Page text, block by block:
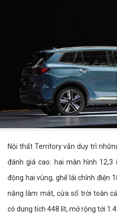
Nội thất Territory vẫn duy trì
đánh giá cao: hai màn hình
động hai vùng, ghế lái chỉnh điện
năng làm mát, cửa sổ trời toàn
có dung tích 448 lít, mở rộng tới